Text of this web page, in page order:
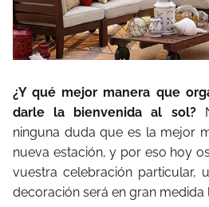
¿Y qué mejor manera que
darle la bienvenida al sol?
ninguna duda que es la mejor
nueva estación, y por eso hoy
vuestra celebración particular,
decoración será en gran medida